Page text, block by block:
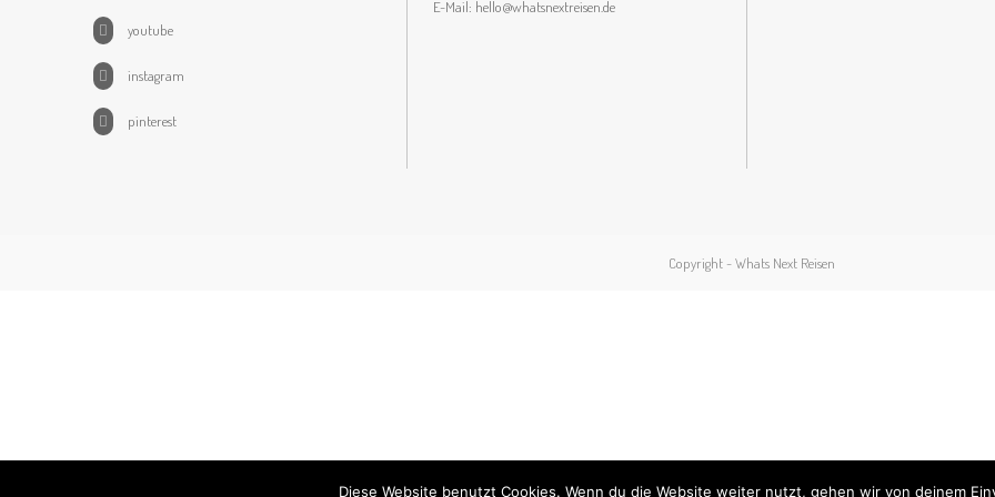
youtube
instagram
pinterest
E-Mail: hello@whatsnextreisen.de
Copyright - Whats Next Reisen
Diese Website benutzt Cookies. Wenn du die Website weiter nutzt, gehen wir von deinem